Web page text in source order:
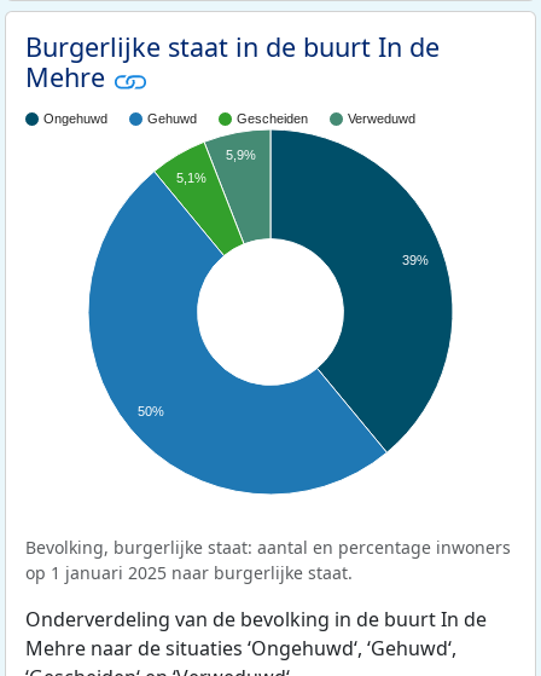
Burgerlijke staat in de buurt In de
Mehre
Ongehuwd Gehuwd Gescheiden Verweduwd
39%
5,9%
5,1%
50%
Bevolking, burgerlijke staat: aantal en percentage inwoners
op 1 januari 2025 naar burgerlijke staat.
Onderverdeling van de bevolking in de buurt In de
Mehre naar de situaties ‘Ongehuwd‘, ‘Gehuwd‘,